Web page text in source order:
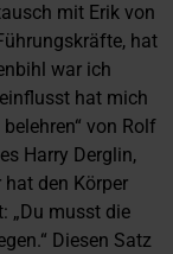
mit Erik von
hat
war ich
hat mich
von Rolf
Harry Derglin,
den Körper
„Du musst die
Diesen Satz